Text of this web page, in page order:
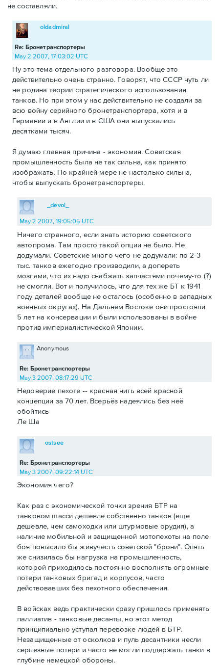
не составляли.
Re: Бронетранспортеры
oldadmiral
May 2 2007, 17:03:02 UTC
Ну это тема отдельного разговора. Вообще это
действительно очень странно. Говорят, что СССР чуть ли
не родина теории стратегического использования
танков. Но при этом у нас действительно не создали за
всю войну серийного бронетранспортера, хотя и в
Германии и в Англии и в США они выпускались
десятками тысяч.
Я думаю главная причина - экономия. Советская
промышленность была не так сильна, как принято
изображать. По крайней мере не настолько сильна,
чтобы выпускать бронетранспортеры.
_devol_
May 2 2007, 19:05:05 UTC
Ничего странного, если знать историю советского
автопрома. Там просто такой опции не было. Не
додумали. Советские много чего не додумали: по 2-3
тыс. танков ежегодно производили, а допереть
мозгами, что их надо снабжать запчастями почему-то (?)
не смогли. Вот и получилось, что для тех же БТ к 1941
году деталей вообще не осталось (особенно в западных
военных округах). На Дальнем Востоке они простояли
5 лет на консервации и были использованы в войне
против империалистической Японии.
Re: Бронетранспортеры
Anonymous
May 3 2007, 08:17:29 UTC
Недоверие пехоте -- красная нить всей красной
концепции за 70 лет. Всерьёз надеялись без неё
обойтись
Ле Ша
Re: Бронетранспортеры
ostsee
May 3 2007, 09:22:14 UTC
Экономия чего?
Как раз с экономической точки зрения БТР на
танковом шасси дешевле собственно танков (еще
дешевле, чем самоходки или штурмовые орудия), а
наличие мобильной и защищенной мотопехоты на поле
боя повысило бы живучесть советской "брони". Опять
же снизилась бы нагрузка на промышленность,
которой приходилось постоянно восполнять огромные
потери танковых бригад и корпусов, часто
действовавших без пехотного обеспечения.
В войсках ведь практически сразу пришлось применять
паллиатив - танковые десанты, но этот метод
принципиально уступал перевозке людей в БТР.
Незащищенные от осколков и пуль десантники несли
серьезные потери и часто не могли поддержать танки в
глубине немецкой обороны.